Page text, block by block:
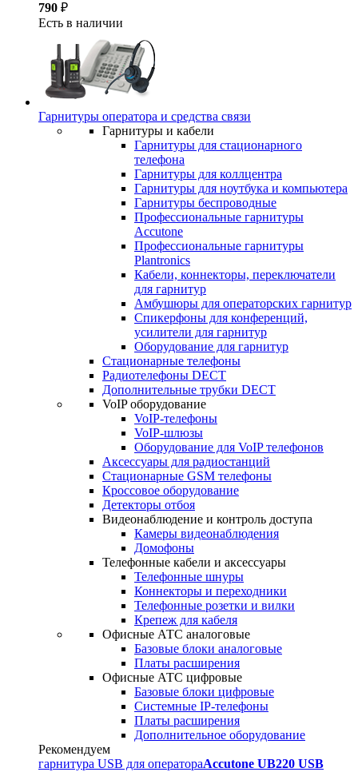
790 ₽
Есть в наличии
Гарнитуры оператора и средства связи
Гарнитуры и кабели
Гарнитуры для стационарного
телефона
Гарнитуры для коллцентра
Гарнитуры для ноутбука и компьютера
Гарнитуры беспроводные
Профессиональные гарнитуры
Accutone
Профессиональные гарнитуры
Plantronics
Кабели, коннекторы, переключатели
для гарнитур
Амбушюры для операторских гарнитур
Cпикерфоны для конференций,
усилители для гарнитур
Оборудование для гарнитур
Стационарные телефоны
Радиотелефоны DECT
Дополнительные трубки DECT
VoIP оборудование
VoIP-телефоны
VoIP-шлюзы
Оборудование для VoIP телефонов
Аксессуары для радиостанций
Стационарные GSM телефоны
Кроссовое оборудование
Детекторы отбоя
Видеонаблюдение и контроль доступа
Камеры видеонаблюдения
Домофоны
Телефонные кабели и аксессуары
Телефонные шнуры
Коннекторы и переходники
Телефонные розетки и вилки
Крепеж для кабеля
Офисные АТС аналоговые
Базовые блоки аналоговые
Платы расширения
Офисные АТС цифровые
Базовые блоки цифровые
Системные IP-телефоны
Платы расширения
Дополнительное оборудование
Рекомендуем
гарнитура USB для оператораAccutone UB220 USB